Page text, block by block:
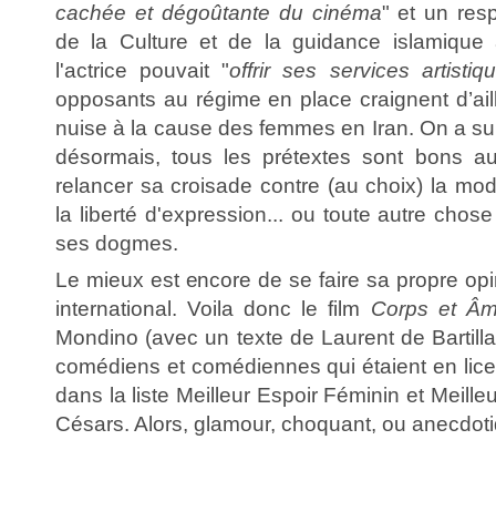
cachée et dégoûtante du cinéma" et un
de la Culture et de la guidance islamique
l'actrice pouvait "offrir ses services
opposants au régime en place craignent
nuise à la cause des femmes en Iran. On a
désormais, tous les prétextes sont bons
relancer sa croisade contre (au choix) la
la liberté d'expression... ou toute autre
ses dogmes.
Le mieux est encore de se faire sa propre
international. Voila donc le film Corps et
Mondino (avec un texte de Laurent de
comédiens et comédiennes qui étaient en
dans la liste Meilleur Espoir Féminin et
Césars. Alors, glamour, choquant, ou